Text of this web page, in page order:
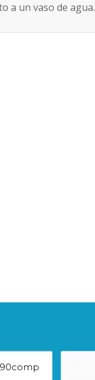
a un vaso de agua.